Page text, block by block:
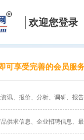
欢迎您登录
可享受完善的会员服
讯、报价、分析、调研、报告
供求信息、企业招聘信息、最